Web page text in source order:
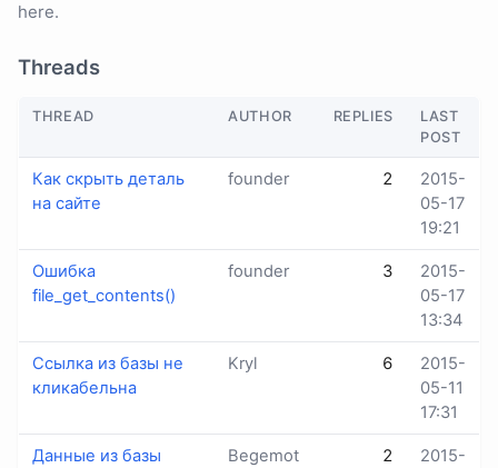
here.
Threads
THREAD AUTHOR REPLIES
LAST
POST
Как скрыть деталь
на сайте
founder 2
2015-
05-17
19:21
Ошибка
file_get_contents()
founder 3
2015-
05-17
13:34
Ссылка из базы не
кликабельна
Kryl 6
2015-
05-11
17:31
Данные из базы Begemot 2
2015-